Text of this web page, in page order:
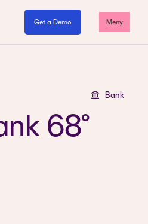
Get a Demo Meny
Bank
68°